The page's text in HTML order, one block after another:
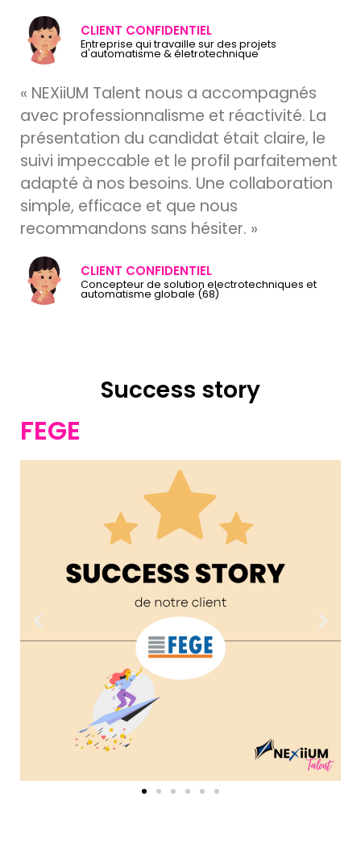
CLIENT CONFIDENTIEL
Entreprise qui travaille sur des projets
d'automatisme & életrotechnique
« NEXiiUM Talent nous a accompagnés
avec professionnalisme et réactivité. La
présentation du candidat était claire, le
suivi impeccable et le profil parfaitement
adapté à nos besoins. Une collaboration
simple, efficace et que nous
recommandons sans hésiter. »
CLIENT CONFIDENTIEL
Concepteur de solution electrotechniques et
automatisme globale (68)
Success story
FEGE